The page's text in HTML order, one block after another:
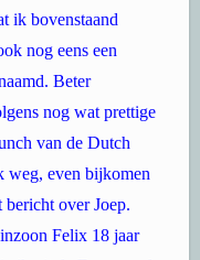
ik bovenstaand
nog eens een
Beter
nog wat prettige
van de Dutch
weg, even bijkomen
bericht over Joep.
Felix 18 jaar